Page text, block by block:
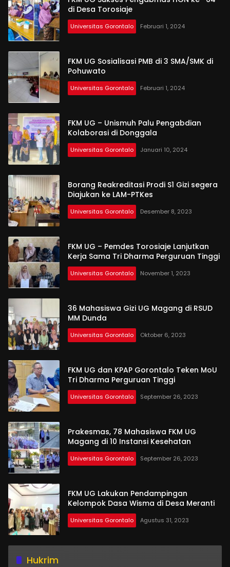
di Desa Torosiaje
Universitas Gorontalo Februari 1, 2024
FKM UG Sosialisasi PMB di 3 SMA/SMK di
Pohuwato
Universitas Gorontalo Februari 1, 2024
FKM UG – Unismuh Palu Pengabdian
Kolaborasi di Donggala
Universitas Gorontalo Januari 10, 2024
Borang Reakreditasi Prodi S1 Gizi segera
Diajukan ke LAM-PTKes
Universitas Gorontalo Desember 8, 2023
FKM UG – Pemdes Torosiaje Lanjutkan
Kerja Sama Tri Dharma Perguruan Tinggi
Universitas Gorontalo November 1, 2023
36 Mahasiswa Gizi UG Magang di RSUD
MM Dunda
Universitas Gorontalo Oktober 6, 2023
FKM UG dan KPAP Gorontalo Teken MoU
Tri Dharma Perguruan Tinggi
Universitas Gorontalo September 26, 2023
Prakesmas, 78 Mahasiswa FKM UG
Magang di 10 Instansi Kesehatan
Universitas Gorontalo September 26, 2023
FKM UG Lakukan Pendampingan
Kelompok Dasa Wisma di Desa Meranti
Universitas Gorontalo Agustus 31, 2023
Hukrim